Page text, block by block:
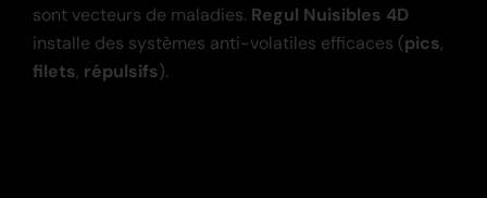
sont vecteurs de maladies. Regul Nuisibles 4D
installe des systèmes anti-volatiles efficaces (pics,
filets, répulsifs).